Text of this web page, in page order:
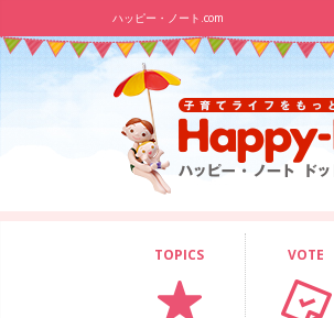
ハッピー・ノート.com
TOPICS VOTE